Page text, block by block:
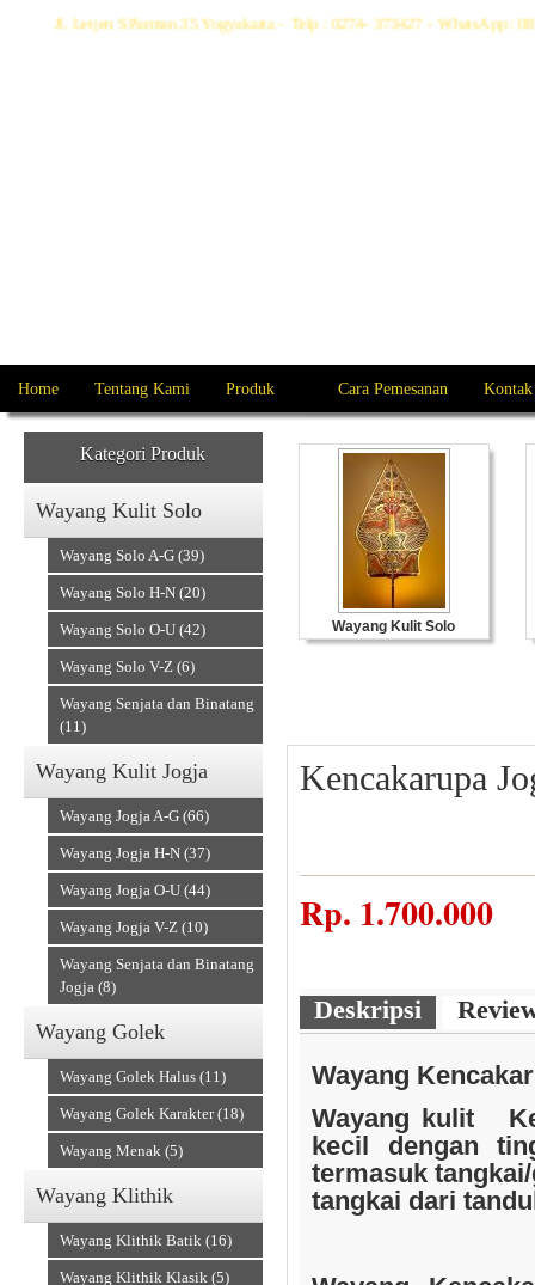
Jl. Letjen S Parman 35 Yogyakarta - Telp : 0274- 373427 - WhatsApp :
Home Tentang Kami Produk Cara Pemesanan
Kategori Produk
Wayang Kulit Solo
Wayang Solo A-G (39)
Wayang Solo H-N (20)
Wayang Solo O-U (42)
Wayang Solo V-Z (6)
Wayang Senjata dan Binatang
(11)
Wayang Kulit Jogja
Wayang Jogja A-G (66)
Wayang Jogja H-N (37)
Wayang Jogja O-U (44)
Wayang Jogja V-Z (10)
Wayang Senjata dan Binatang
Jogja (8)
Wayang Golek
Wayang Golek Halus (11)
Wayang Golek Karakter (18)
Wayang Menak (5)
Wayang Klithik
Wayang Klithik Batik (16)
Wayang Klithik Klasik (5)
Wayang Kulit Solo
Souvenir Kain
Kencakarupa
Rp. 1.700.000
Deskripsi
Wayang
Wayang kulit
kecil dengan
termasuk
tangkai dari